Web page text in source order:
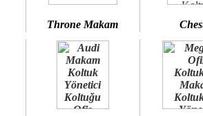
Throne Makam